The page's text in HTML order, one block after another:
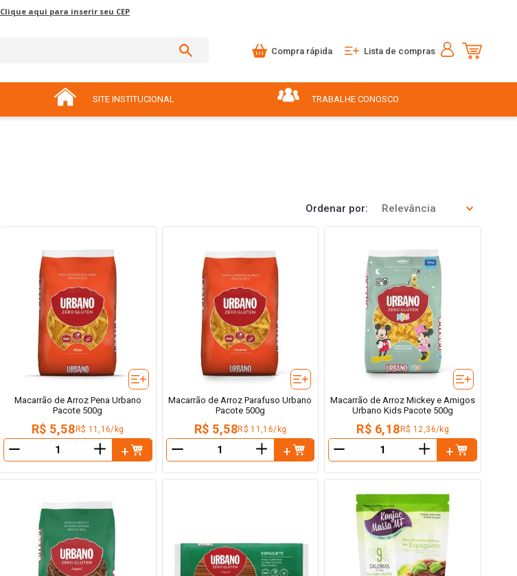
Clique aqui para inserir seu CEP
Compra rápida Lista de compras
SITE INSTITUCIONAL TRABALHE CONOSCO
Ordenar por Relevância
Macarrão de Arroz Pena Urbano
Pacote 500g
R$ 5,58R$ 11,16/kg
＋
Macarrão de Arroz Parafuso Urbano
Pacote 500g
R$ 5,58R$ 11,16/kg
＋
Macarrão de Arroz Mickey e Amigos
Urbano Kids Pacote 500g
R$ 6,18R$ 12,36/kg
＋